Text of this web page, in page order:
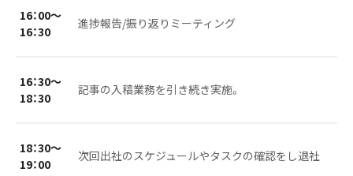
16：00〜
16：30
進捗報告/振り返りミーティング
16：30〜
18：30
記事の入稿業務を引き続き実施。
18：30〜
19：00
次回出社のスケジュールやタスクの確認をし退社